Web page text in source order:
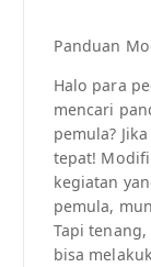
Panduan
Halo para
mencari
pemula?
tepat!
kegiatan
pemula,
Tapi
bisa